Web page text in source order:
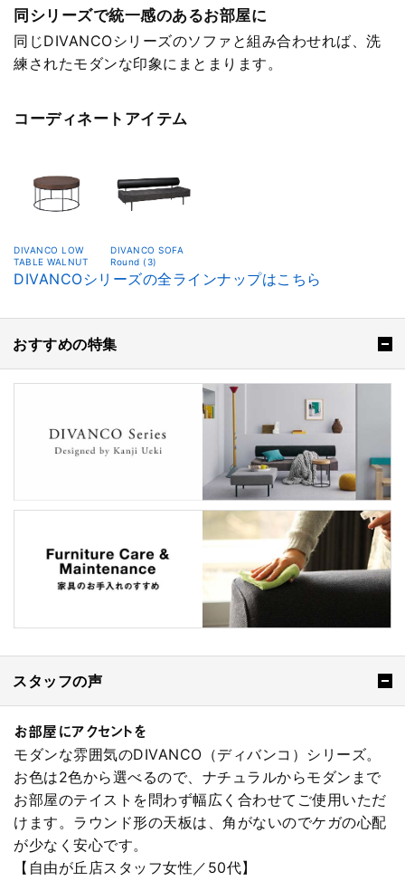
同シリーズで統一感のあるお部屋に
同じDIVANCOシリーズのソファと組み合わせれば、洗
練されたモダンな印象にまとまります。
コーディネートアイテム
DIVANCO LOW
TABLE WALNUT
DIVANCO SOFA
Round (3)
DIVANCOシリーズの全ラインナップはこちら
おすすめの特集
スタッフの声
お部屋にアクセントを
モダンな雰囲気のDIVANCO（ディバンコ）シリーズ。
お色は2色から選べるので、ナチュラルからモダンまで
お部屋のテイストを問わず幅広く合わせてご使用いただ
けます。ラウンド形の天板は、角がないのでケガの心配
が少なく安心です。
【自由が丘店スタッフ女性／50代】